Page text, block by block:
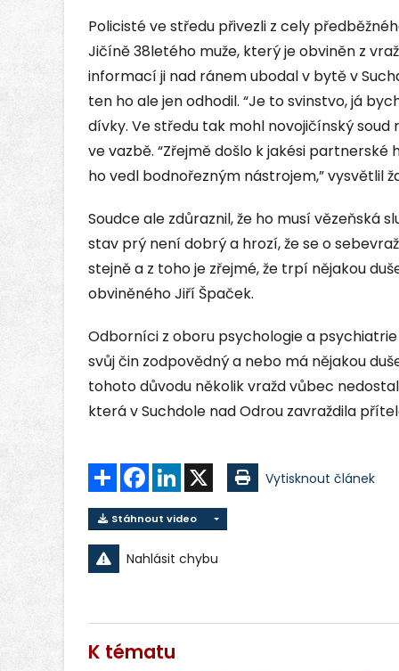
Policisté ve středu přivezli z cely
Jičíně 38letého muže, který je obviněn z
informací ji nad ránem ubodal v bytě v
ten ho ale jen odhodil. “Je to svinstvo, já
dívky. Ve středu tak mohl novojičínský soud
ve vazbě. “Zřejmě došlo k jakési
ho vedl bodnořezným nástrojem,” vysvětlil
Soudce ale zdůraznil, že ho musí vězeňská
stav prý není dobrý a hrozí, že se o
stejně a z toho je zřejmé, že trpí nějakou
obviněného Jiří Špaček.
Odborníci z oboru psychologie a
svůj čin zodpovědný a nebo má nějakou
tohoto důvodu několik vražd vůbec
která v Suchdole nad Odrou zavraždila
Sdílet FacebookLinkedIn Vytisknout článek
Stáhnout video
Nahlásit chybu
K tématu